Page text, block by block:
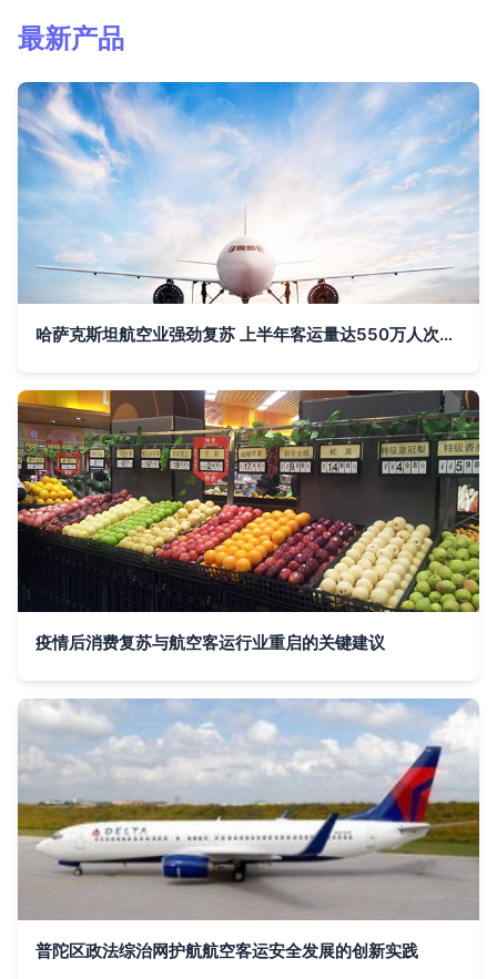
最新产品
哈萨克斯坦航空业强劲复苏 上半年客运量达550万人次，同比增长17%
疫情后消费复苏与航空客运行业重启的关键建议
普陀区政法综治网护航航空客运安全发展的创新实践